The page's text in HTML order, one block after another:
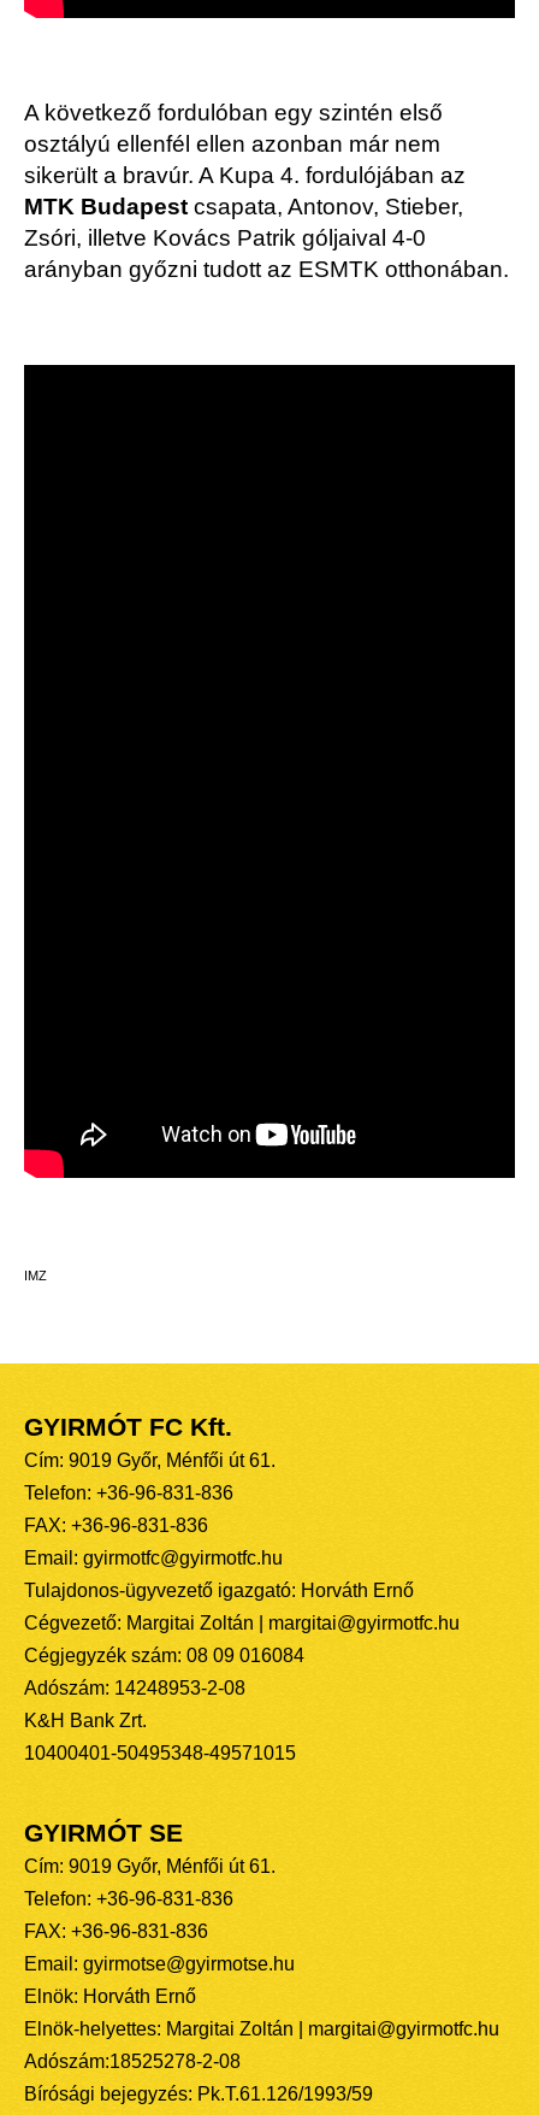
A következő fordulóban egy szintén első
osztályú ellenfél ellen azonban már nem
sikerült a bravúr. A Kupa 4. fordulójában az
MTK Budapest csapata, Antonov, Stieber,
Zsóri, illetve Kovács Patrik góljaival 4-0
arányban győzni tudott az ESMTK otthonában.
IMZ
GYIRMÓT FC Kft.
Cím: 9019 Győr, Ménfői út 61.
Telefon: +36-96-831-836
FAX: +36-96-831-836
Email: gyirmotfc@gyirmotfc.hu
Tulajdonos-ügyvezető igazgató: Horváth Ernő
Cégvezető: Margitai Zoltán | margitai@gyirmotfc.hu
Cégjegyzék szám: 08 09 016084
Adószám: 14248953-2-08
K&H Bank Zrt.
10400401-50495348-49571015
GYIRMÓT SE
Cím: 9019 Győr, Ménfői út 61.
Telefon: +36-96-831-836
FAX: +36-96-831-836
Email: gyirmotse@gyirmotse.hu
Elnök: Horváth Ernő
Elnök-helyettes: Margitai Zoltán | margitai@gyirmotfc.hu
Adószám:18525278-2-08
Bírósági bejegyzés: Pk.T.61.126/1993/59